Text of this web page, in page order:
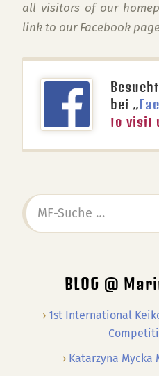
all visitors of our
link to our Facebook
bei „
to visit
MF-
Suche
BLOG @
1st International
Katarzyna